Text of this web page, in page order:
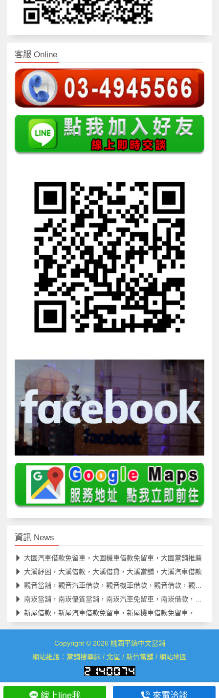
客服 Online
資訊 News
大園汽車借款免留車，大園機車借款免留車，大園當舖推薦
大溪紓困，大溪借款，大溪借貸，大溪當舖，大溪汽車借款
觀音當舖，觀音汽車借款，觀音機車借款，觀音借款，觀音借錢
南崁當舖，南崁優質當舖，南崁汽車免留車，南崁借款，南崁借貸
新屋借款，新屋汽車借款免留車，新屋機車借款免留車，新屋借款
Copyright © 2026 桃園平鎮中文當舖
網站維護： 當舖搜尋網 / 北區 / 新竹當舖 / 網站地圖
線上line我 來電洽談